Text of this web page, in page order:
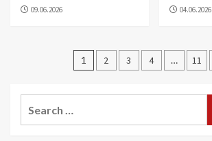
09.06.2026 04.06.2026
Posts
1 2 3 4 … 11